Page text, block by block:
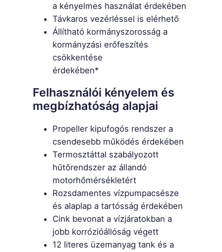
a kényelmes használat érdekében
Távkaros vezérléssel is elérhető
Állítható kormányszorosság a
kormányzási erőfeszítés
csökkentése
érdekében*
Felhasználói kényelem és
megbízhatóság alapjai
Propeller kipufogós rendszer a
csendesebb működés érdekében
Termosztáttal szabályozott
hűtőrendszer az állandó
motorhőmérsékletért
Rozsdamentes vízpumpacsésze
és alaplap a tartósság érdekében
Cink bevonat a vízjáratokban a
jobb korrózióállóság végett
12 literes üzemanyag tank és a